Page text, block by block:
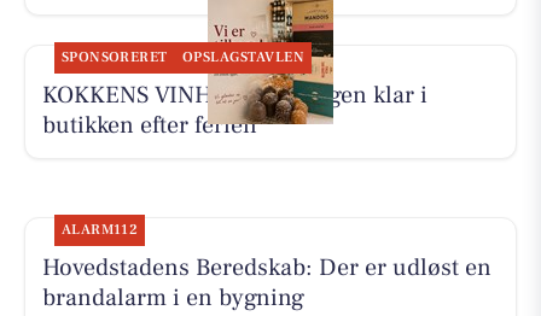
SPONSORERET OPSLAGSTAVLEN
KOKKENS VINHUS ApS er igen klar i
butikken efter ferien
ALARM112
Hovedstadens Beredskab: Der er udløst en
brandalarm i en bygning